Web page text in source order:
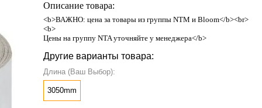
Описание товара:
<b>ВАЖНО: цена за товары из группы NTM и Bloom</b><br>
<b>
Цены на группу NTA уточняйте у менеджера</b>
Другие варианты товара:
Длина (Ваш Выбор):
3050mm